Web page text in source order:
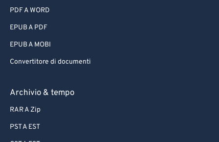
PDF A WORD
EPUB A PDF
EPUB A MOBI
Convertitore di documenti
Archivio & tempo
RAR A Zip
PST A EST